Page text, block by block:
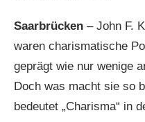
Saarbrücken – John F.
waren charismatische
geprägt wie nur wenige
Doch was macht sie so
bedeutet „Charisma“ in